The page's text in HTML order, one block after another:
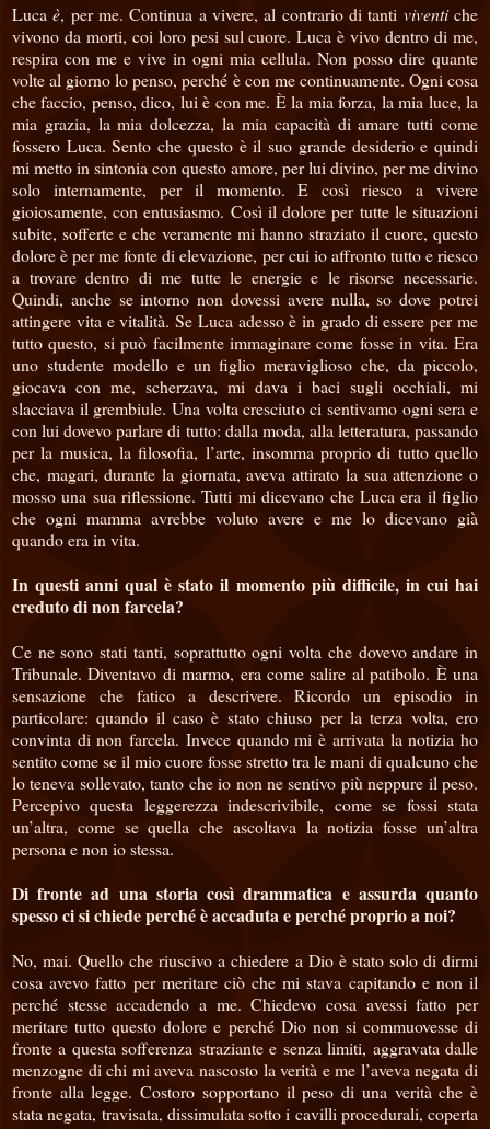
Lucaè, per me. Continua a vivere, al contrario di tanti viventiche
vivono da morti, coi loro pesi sul cuore. Luca è vivo dentro di me,
respira con me e vive in ogni mia cellula. Non posso dire quante
volte al giorno lo penso, perché è con me continuamente. Ogni cosa
che faccio, penso, dico, lui è con me. È la mia forza, la mia luce, la
mia grazia, la mia dolcezza, la mia capacità di amare tutti come
fossero Luca. Sento che questo è il suo grande desiderio e quindi
mi metto in sintonia con questo amore, per lui divino, per me divino
solo internamente, per il momento. E così riesco a vivere
gioiosamente, con entusiasmo. Così il dolore per tutte le situazioni
subite, sofferte e che veramente mi hanno straziato il cuore, questo
dolore è per me fonte di elevazione, per cui io affronto tutto e riesco
a trovare dentro di me tutte le energie e le risorse necessarie.
Quindi, anche se intorno non dovessi avere nulla, so dove potrei
attingere vita e vitalità. Se Luca adesso è in grado di essere per me
tutto questo, si può facilmente immaginare come fosse in vita. Era
uno studente modello e un figlio meraviglioso che, da piccolo,
giocava con me, scherzava, mi dava i baci sugli occhiali, mi
slacciava il grembiule. Una volta cresciuto ci sentivamo ogni sera e
con lui dovevo parlare di tutto: dalla moda, alla letteratura, passando
per la musica, la filosofia, l’arte, insomma proprio di tutto quello
che, magari, durante la giornata, aveva attirato la sua attenzione o
mosso una sua riflessione. Tutti mi dicevano che Luca era il figlio
che ogni mamma avrebbe voluto avere e me lo dicevano già
quando era in vita.
In questi anni qual è stato il momento più difficile, in cui hai
creduto di non farcela?
Ce ne sono stati tanti, soprattutto ogni volta che dovevo andare in
Tribunale. Diventavo di marmo, era come salire al patibolo. È una
sensazione che fatico a descrivere. Ricordo un episodio in
particolare: quando il caso è stato chiuso per la terza volta, ero
convinta di non farcela. Invece quando mi è arrivata la notizia ho
sentito come se il mio cuore fosse stretto tra le mani di qualcuno che
lo teneva sollevato, tanto che io non ne sentivo più neppure il peso.
Percepivo questa leggerezza indescrivibile, come se fossi stata
un’altra, come se quella che ascoltava la notizia fosse un’altra
persona e non io stessa.
Di fronte ad una storia così drammatica e assurda quanto
spesso ci si chiede perché è accaduta e perché proprio a noi?
No, mai. Quello che riuscivo a chiedere a Dio è stato solo di dirmi
cosa avevo fatto per meritare ciò che mi stava capitando e non il
perché stesse accadendo a me. Chiedevo cosa avessi fatto per
meritare tutto questo dolore e perché Dio non si commuovesse di
fronte a questa sofferenza straziante e senza limiti, aggravata dalle
menzogne di chi mi aveva nascosto la verità e me l’aveva negata di
fronte alla legge. Costoro sopportano il peso di una verità che è
stata negata, travisata, dissimulata sotto i cavilli procedurali, coperta